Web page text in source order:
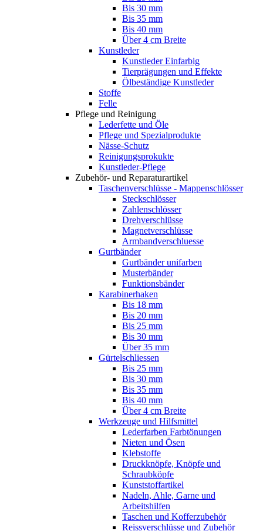
Bis 30 mm
Bis 35 mm
Bis 40 mm
Über 4 cm Breite
Kunstleder
Kunstleder Einfarbig
Tierprägungen und Effekte
Ölbeständige Kunstleder
Stoffe
Felle
Pflege und Reinigung
Lederfette und Öle
Pflege und Spezialprodukte
Nässe-Schutz
Reinigungsprokukte
Kunstleder-Pflege
Zubehör- und Reparaturartikel
Taschenverschlüsse - Mappenschlösser
Steckschlösser
Zahlenschlösser
Drehverschlüsse
Magnetverschlüsse
Armbandverschluesse
Gurtbänder
Gurtbänder unifarben
Musterbänder
Funktionsbänder
Karabinerhaken
Bis 18 mm
Bis 20 mm
Bis 25 mm
Bis 30 mm
Über 35 mm
Gürtelschliessen
Bis 25 mm
Bis 30 mm
Bis 35 mm
Bis 40 mm
Über 4 cm Breite
Werkzeuge und Hilfsmittel
Lederfarben Farbtönungen
Nieten und Ösen
Klebstoffe
Druckknöpfe, Knöpfe und
Schraubköpfe
Kunststoffartikel
Nadeln, Ahle, Garne und
Arbeitshilfen
Taschen und Kofferzubehör
Reissverschlüsse und Zubehör